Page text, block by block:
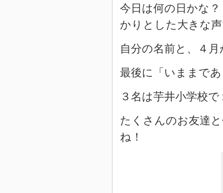
今日は何の日かな
かりとした大きな
自分の名前と、４
最後に「いままで
３名は芋井小学校
たくさんのお友達
ね！